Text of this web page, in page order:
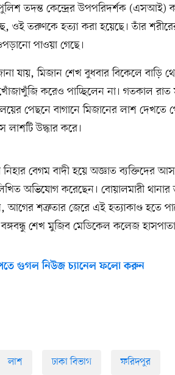
তদন্ত কেন্দ্রের উপপরিদর্শক
ওই তরুণকে হত্যা করা হয়েছে। তাঁর
পাওয়া গেছে।
যায়, মিজান শেখ বুধবার বিকেলে বাড়ি
করেও পাচ্ছিলেন না। গতকাল রাত
পেছনে বাগানে মিজানের লাশ দেখতে
উদ্ধার করে।
বেগম বাদী হয়ে অজ্ঞাত ব্যক্তিদের
অভিযোগ করেছেন। বোয়ালমারী থানার
শত্রুতার জেরে এই হত্যাকাণ্ড হতে
শেখ মুজিব মেডিকেল কলেজ
গুগল নিউজ চ্যানেল ফলো করুন
লাশ ঢাকা বিভাগ ফরিদপুর